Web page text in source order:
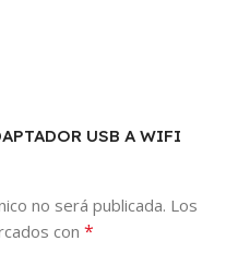
USB A WIFI
no será publicada. Los
con *